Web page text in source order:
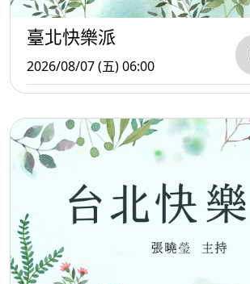
臺北快樂派
2026/08/07 (五) 06:00